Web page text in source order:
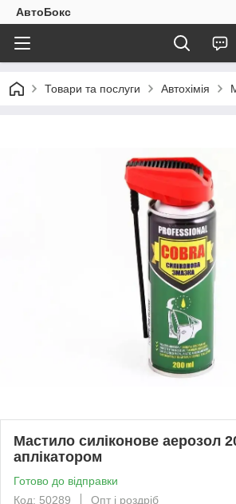
АвтоБокс
Товари та послуги Автохімія
Мастило силіконове аерозол
аплікатором
Готово до відправки
Код: 50289
Опт і роздріб